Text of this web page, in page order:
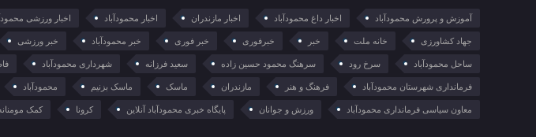
آموزش و پرورش محمودآباد اخبار داغ محمودآباد اخبار مازندران اخبار محمودآباد اخبار ورزشی
جهاد کشاورزی خانه ملت خبر خبرفوری خبر فوری خبر محمودآباد خبر ورزشی
ساحل محمودآباد سرخ رود سرهنگ محمود حسین زاده سعید فرزانه شهرداری محمودآباد
فرمانداری شهرستان محمودآباد فرهنگ و هنر مازندران ماسک ماسک بزنیم محمودآباد
معاون سیاسی فرمانداری محمودآباد ورزش و جوانان پایگاه خبری محمودآباد آنلاین کرونا کمک